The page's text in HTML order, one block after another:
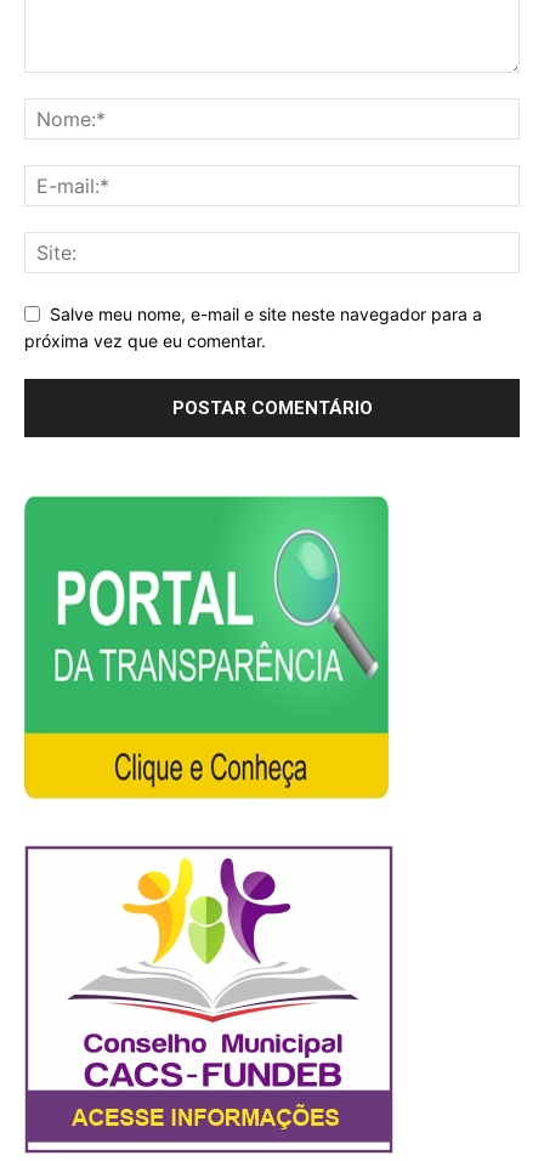
Salve meu nome, e-mail e site neste navegador para a
próxima vez que eu comentar.